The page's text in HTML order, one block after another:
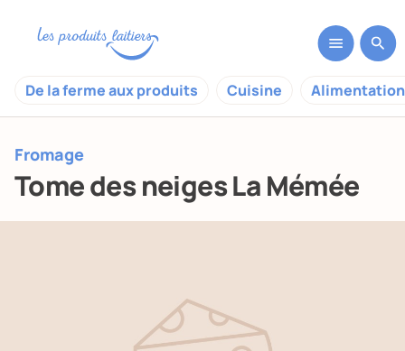
De la ferme aux produits Cuisine
Fromage
Tome des neiges La Mémée